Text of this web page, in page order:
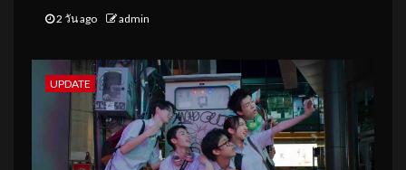
2 วัน ago admin
UPDATE